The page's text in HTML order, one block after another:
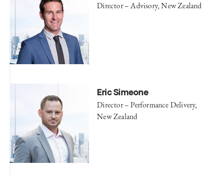
Director – Advisory, New Zealand
Eric Simeone
Director – Performance Delivery,
New Zealand